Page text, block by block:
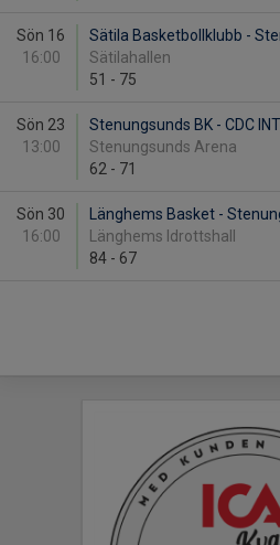
Sön 16
16:00
Sätila Basketbollklubb -
Sätilahallen
51 - 75
Sön 23
13:00
Stenungsunds BK - CDC INTI
Stenungsunds Arena
62 - 71
Sön 30
16:00
Länghems Basket -
Länghems Idrottshall
84 - 67